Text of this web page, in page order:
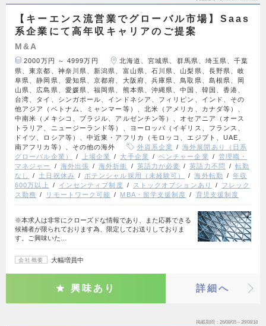
【キーエンス流営業でグローバル市場】Saas
系企業にて高年収キャリアのご提案
M&A
2000万円 ～ 4999万円
北海道、宮城県、群馬県、埼玉県、千葉
県、東京都、神奈川県、新潟県、富山県、石川県、山梨県、長野県、岐
阜県、静岡県、愛知県、京都府、大阪府、兵庫県、鳥取県、島根県、岡
山県、広島県、愛媛県、福岡県、熊本県、沖縄県、中国、韓国、香港、
台湾、タイ、シンガポール、インドネシア、フィリピン、インド、その
他アジア（ベトナム、ミャンマー等）、北米（アメリカ、カナダ等）、
中南米（メキシコ、ブラジル、アルゼンチン等）、オセアニア（オース
トラリア、ニュージーランド等）、ヨーロッパ（イギリス、フランス、
ドイツ、ロシア等）、中近東・アフリカ（モロッコ、エジプト、UAE、
南アフリカ等）、その他の海外
外資系企業
海外展開あり（日系
グローバル企業）
上場企業 大手企業 ベンチャー企業
管理職・
マネジャー
海外出張 海外折衝 英語力が必要 英語力不問
転勤
なし
土日祝休み ポテンシャル採用（未経験可） 海外転勤
年収
600万以上
インセンティブ制度 ストックオプションあり
フレック
ス勤務
リモートワーク可能 MBA・留学支援制度 育児支援制度
※本求人は非常にクローズドな情報であり、また応募できる
候補者が限られております為、限定してお送りしておりま
す。ご興味いた…
会社概要 大幅増員中
興味あり 詳細へ
掲載期間 26/08/05～26/08/18